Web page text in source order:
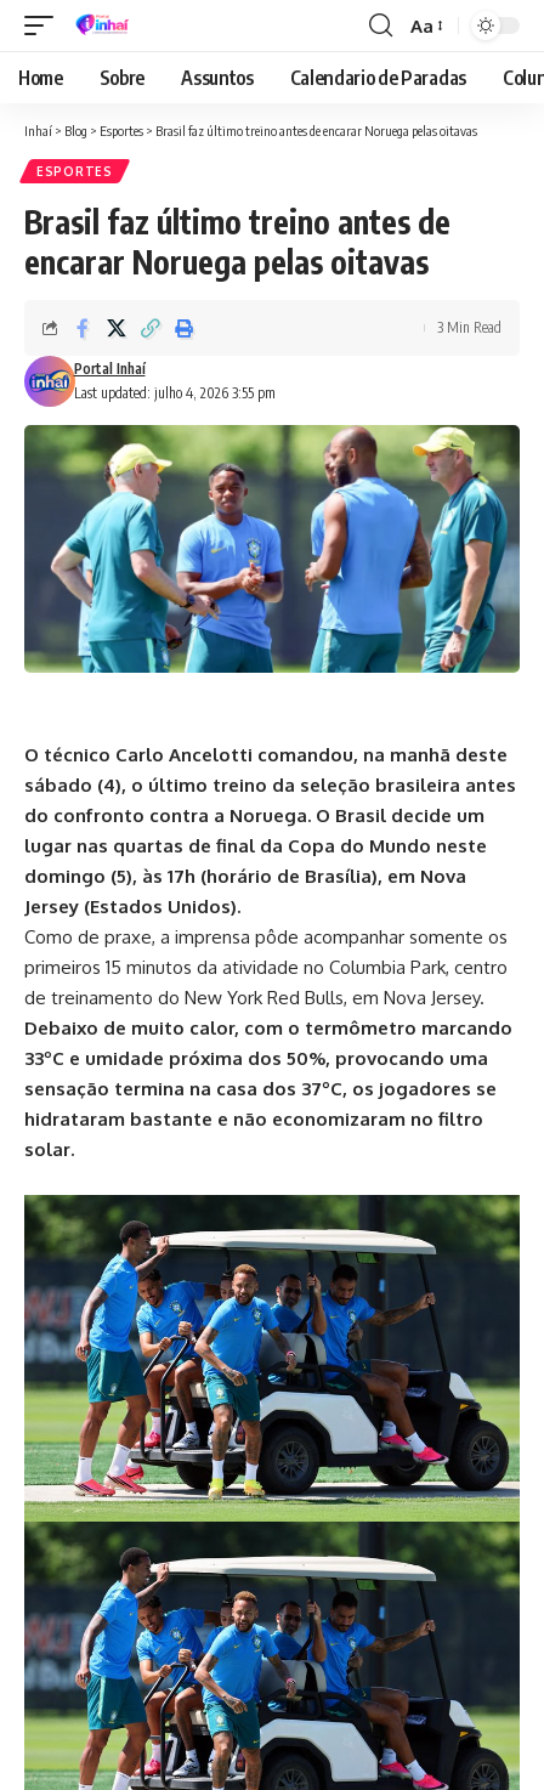
Font
Resizer
Aa
Home Sobre Assuntos Calendario de Paradas
Inhaí > Blog > Esportes > Brasil faz último treino antes de encarar Noruega pelas oitavas
ESPORTES
Brasil faz último treino antes de
encarar Noruega pelas oitavas
Last updated: julho 4, 2026 3:55 pm
Portal Inhaí
3 Min Read
O técnico Carlo Ancelotti comandou, na manhã deste
sábado (4), o último treino da seleção brasileira antes
do confronto contra a Noruega. O Brasil decide um
lugar nas quartas de final da Copa do Mundo neste
domingo (5), às 17h (horário de Brasília), em Nova
Jersey (Estados Unidos).
Como de praxe, a imprensa pôde acompanhar somente os
primeiros 15 minutos da atividade no Columbia Park, centro
de treinamento do New York Red Bulls, em Nova Jersey.
Debaixo de muito calor, com o termômetro marcando
33ºC e umidade próxima dos 50%, provocando uma
sensação termina na casa dos 37ºC, os jogadores se
hidrataram bastante e não economizaram no filtro
solar.